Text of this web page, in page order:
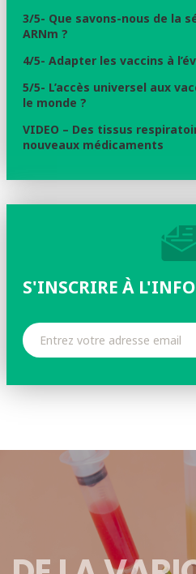
3/5- Que savons-nous de la
ARNm ?
4/5- Adapter les vaccins à
5/5- L’accès universel aux
le monde ?
VIDEO – Des tissus
nouveaux médicaments
S'INSCRIRE À